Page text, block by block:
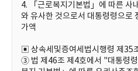
4. 「근로복지기본법」에 따른 사
와 유사한 것으로서 대통령령으로
가액
▣ 상속세및증여세법시행령 제35
③ 법 제46조 제4호에서 "대통령